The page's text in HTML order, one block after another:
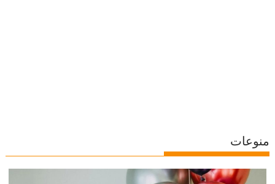
منوعات